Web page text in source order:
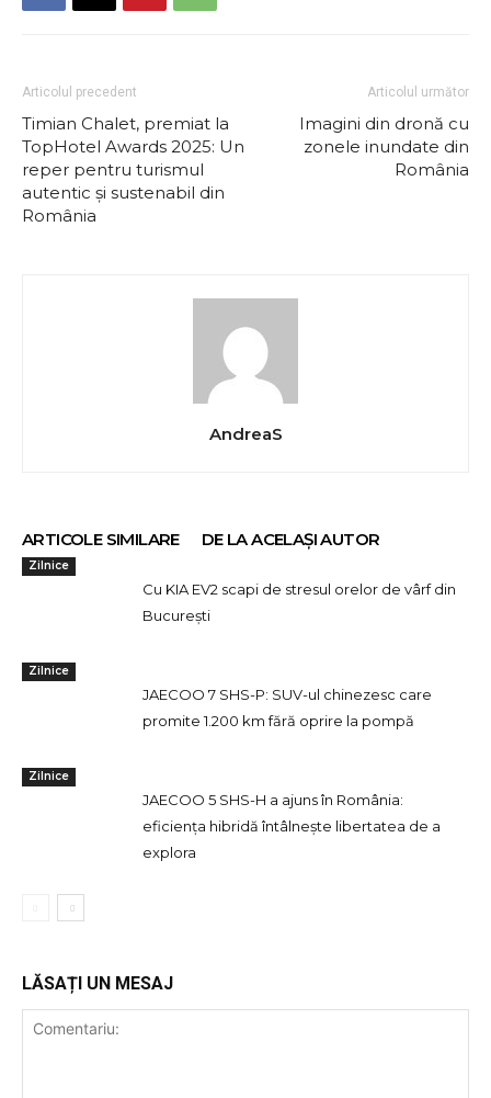
Articolul precedent
Timian Chalet, premiat la
TopHotel Awards 2025: Un
reper pentru turismul
autentic și sustenabil din
România
Articolul următor
Imagini din dronă cu
zonele inundate din
România
AndreaS
ARTICOLE SIMILARE DE LA ACELAȘI AUTOR
Zilnice
Cu KIA EV2 scapi de stresul orelor de vârf din
București
Zilnice
JAECOO 7 SHS-P: SUV-ul chinezesc care
promite 1.200 km fără oprire la pompă
Zilnice
JAECOO 5 SHS-H a ajuns în România:
eficiența hibridă întâlnește libertatea de a
explora
LĂSAȚI UN MESAJ